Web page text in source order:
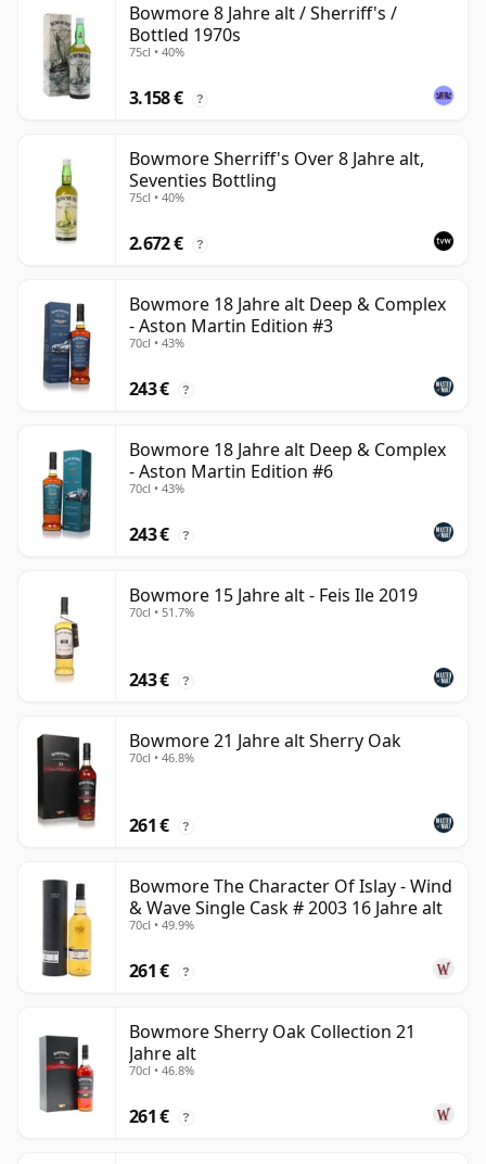
Bowmore 8 Jahre alt / Sherriff's /
Bottled 1970s
75cl • 40%
3.158 € ?
Bowmore Sherriff's Over 8 Jahre alt,
Seventies Bottling
75cl • 40%
2.672 € ?
Bowmore 18 Jahre alt Deep & Complex
- Aston Martin Edition #3
70cl • 43%
243 € ?
Bowmore 18 Jahre alt Deep & Complex
- Aston Martin Edition #6
70cl • 43%
243 € ?
Bowmore 15 Jahre alt - Feis Ile 2019
70cl • 51.7%
243 € ?
Bowmore 21 Jahre alt Sherry Oak
70cl • 46.8%
261 € ?
Bowmore The Character Of Islay - Wind
& Wave Single Cask # 2003 16 Jahre alt
70cl • 49.9%
261 € ?
Bowmore Sherry Oak Collection 21
Jahre alt
70cl • 46.8%
261 € ?